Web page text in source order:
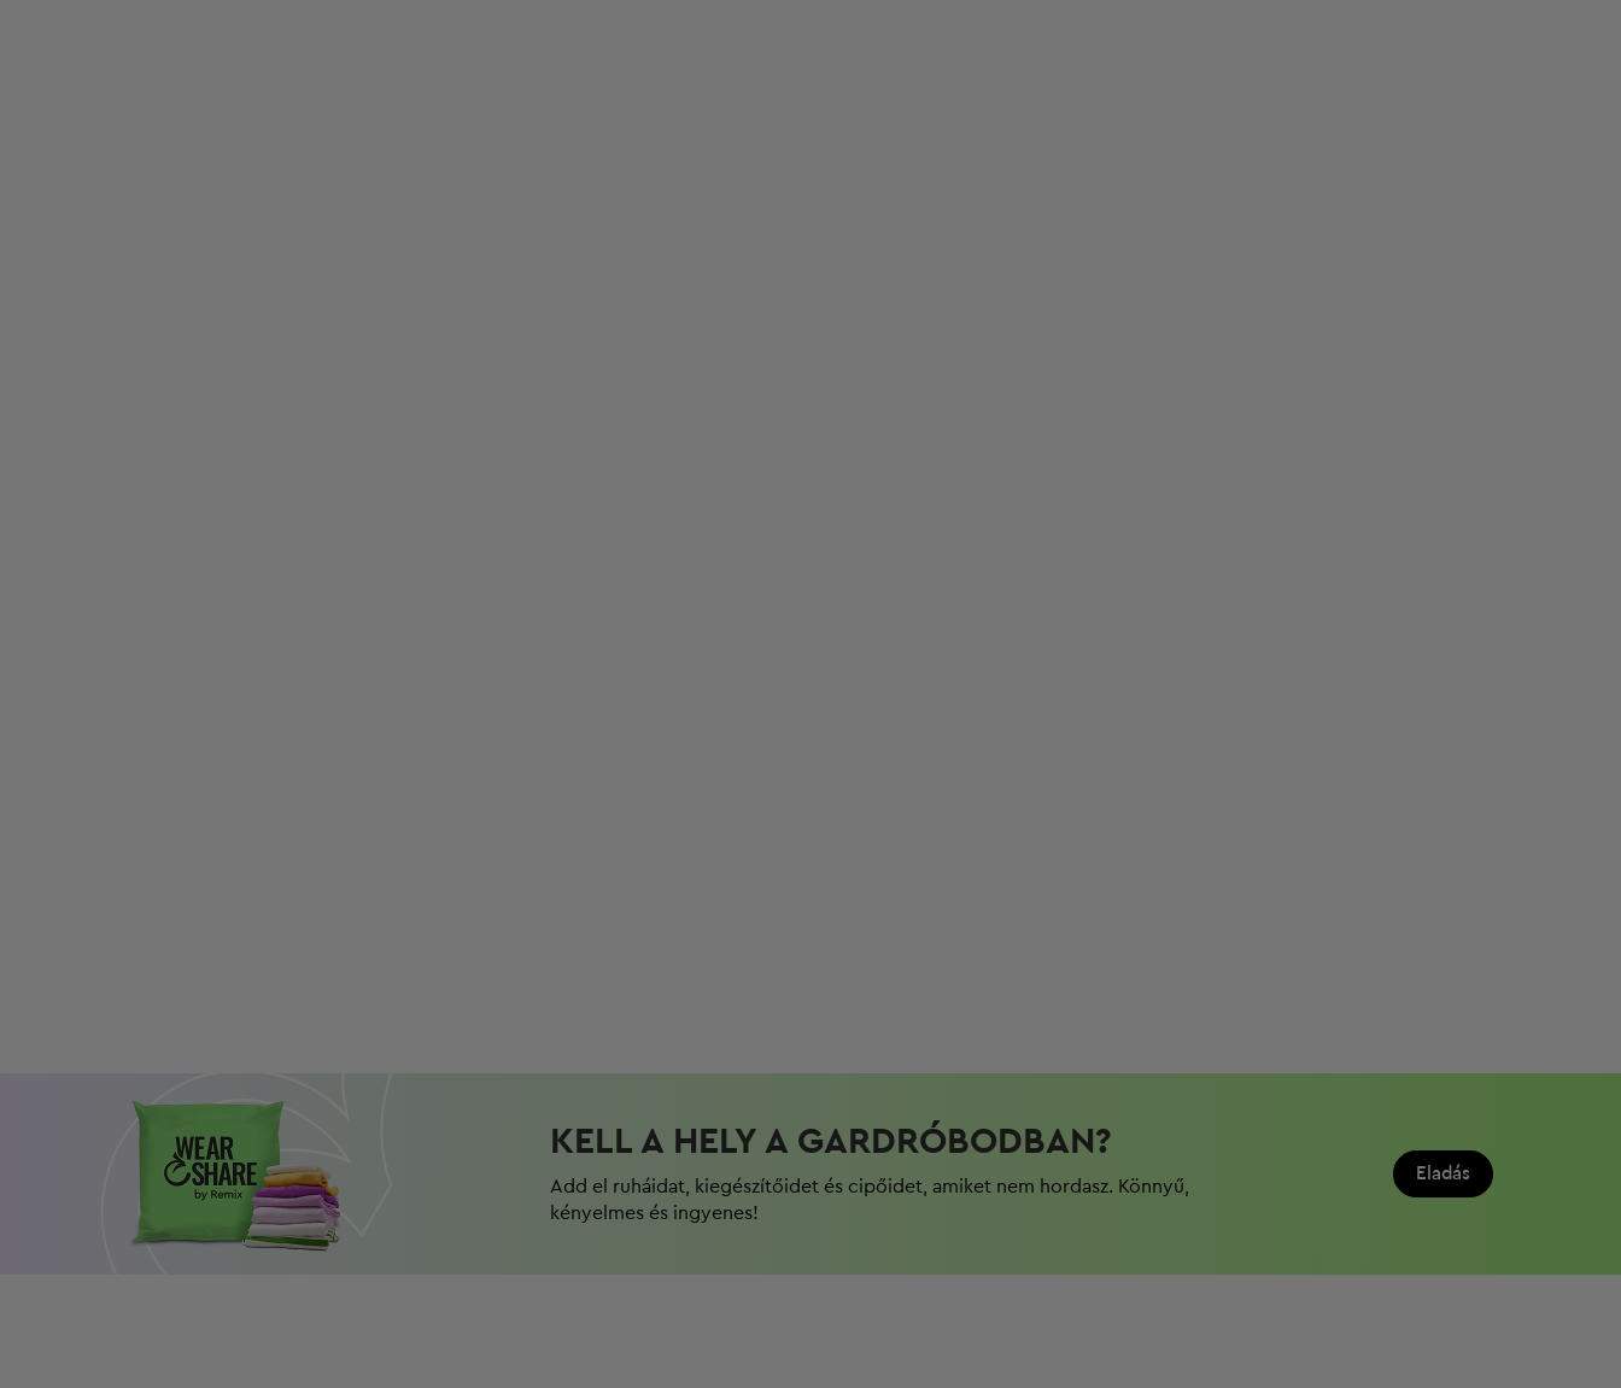
KELL A HELY A GARDRÓBODBAN?
Add el ruháidat, kiegészítőidet és cipőidet, amiket nem hordasz. Könnyű,
kényelmes és ingyenes!
Eladás